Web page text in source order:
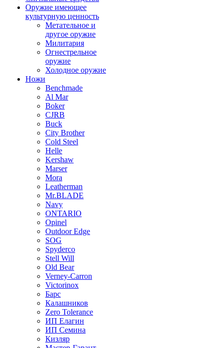
Оружие имеющее
культурную ценность
Метательное и
другое оружие
Милитария
Огнестрельное
оружие
Холодное оружие
Ножи
Benchmade
Al Mar
Boker
CJRB
Buck
City Brother
Cold Steel
Helle
Kershaw
Marser
Mora
Leatherman
Mr.BLADE
Navy
ONTARIO
Opinel
Outdoor Edge
SOG
Spyderco
Stell Will
Old Bear
Verney-Carron
Victorinox
Барс
Калашников
Zero Tolerance
ИП Елагин
ИП Семина
Кизляр